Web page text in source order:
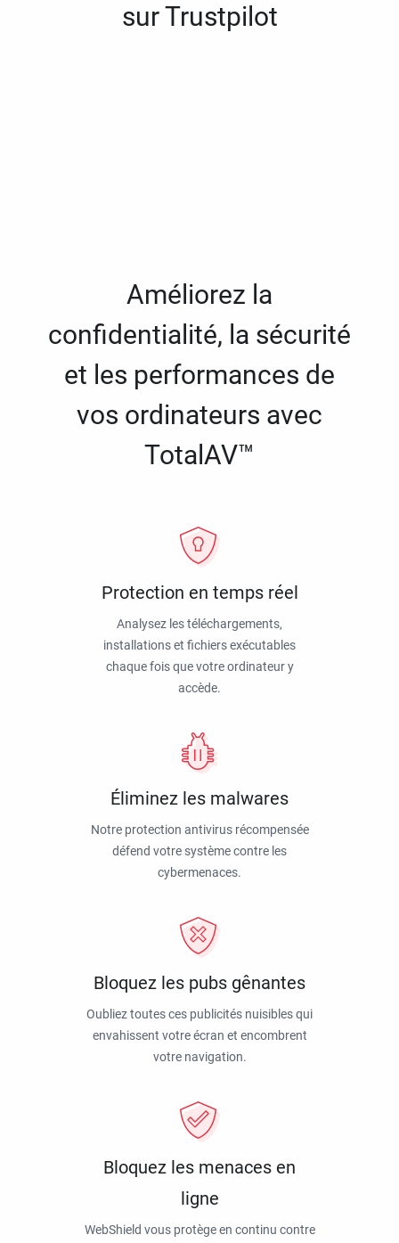
sur Trustpilot
Améliorez la
confidentialité, la sécurité
et les performances de
vos ordinateurs avec
TotalAV™
Protection en temps réel
Analysez les téléchargements,
installations et fichiers exécutables
chaque fois que votre ordinateur y
accède.
Éliminez les malwares
Notre protection antivirus récompensée
défend votre système contre les
cybermenaces.
Bloquez les pubs gênantes
Oubliez toutes ces publicités nuisibles qui
envahissent votre écran et encombrent
votre navigation.
Bloquez les menaces en
ligne
WebShield vous protège en continu contre